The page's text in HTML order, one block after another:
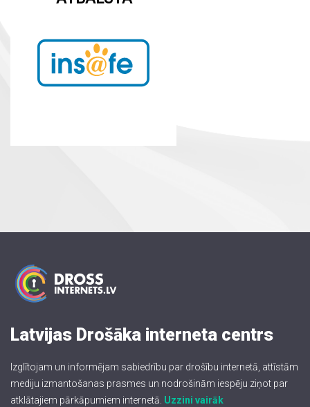
Latvijas Drošāka interneta centrs
Izglītojam un informējam sabiedrību par drošību internetā, attīstām
mediju izmantošanas prasmes un nodrošinām iespēju ziņot par
atklātajiem pārkāpumiem internetā. Uzzini vairāk